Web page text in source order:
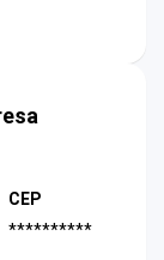
CEP
**********